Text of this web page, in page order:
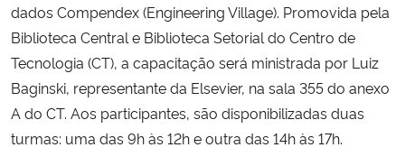
Ministério do Turismo
Ministério do Desenvolvimento Regional
Controladoria-Geral da União
dados Compendex (Engineering Village). Promovida pela
Biblioteca Central e Biblioteca Setorial do Centro de
Tecnologia (CT), a capacitação será ministrada por Luiz
Baginski, representante da Elsevier, na sala 355 do anexo
A do CT. Aos participantes, são disponibilizadas duas
turmas: uma das 9h às 12h e outra das 14h às 17h.